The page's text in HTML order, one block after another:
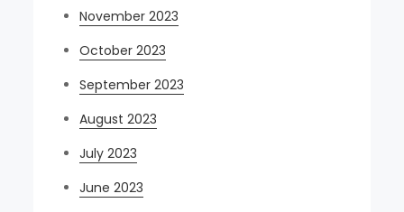
November 2023
October 2023
September 2023
August 2023
July 2023
June 2023